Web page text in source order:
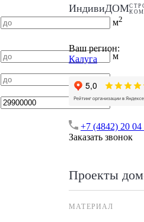
ИндивиДОМ
Ваш регион:
Калуга
+7 (4842) 20 04
Заказать звонок
Проекты
МАТЕРИАЛ
м2
м